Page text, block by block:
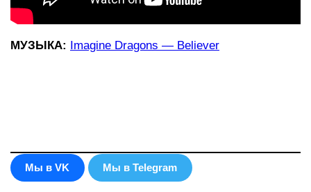
МУЗЫКА: Imagine Dragons — Believer
Мы в VK Мы в Telegram